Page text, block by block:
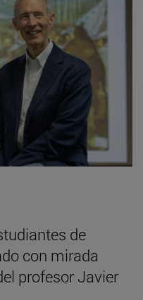
de
con mirada
profesor Javier